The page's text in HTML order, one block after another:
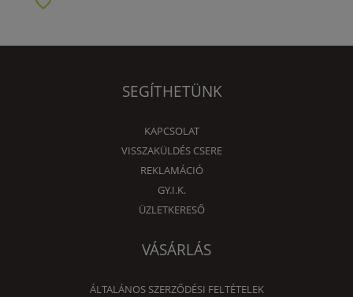
SEGÍTHETÜNK
KAPCSOLAT
VISSZAKÜLDÉS CSERE
REKLAMÁCIÓ
GY.I.K.
ÜZLETKERESŐ
VÁSÁRLÁS
ÁLTALÁNOS SZERZŐDÉSI FELTÉTELEK